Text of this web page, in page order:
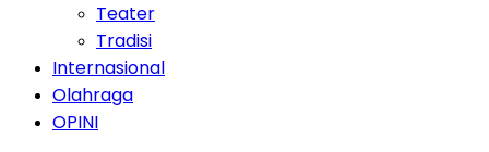
Teater
Tradisi
Internasional
Olahraga
OPINI